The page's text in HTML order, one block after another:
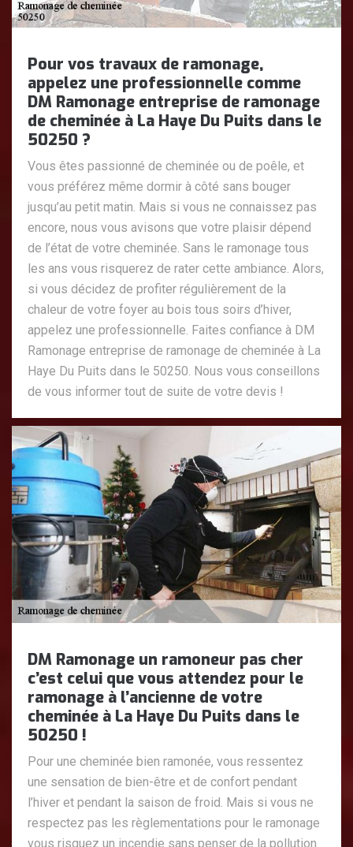
Pour vos travaux de ramonage,
appelez une professionnelle comme
DM Ramonage entreprise de ramonage
de cheminée à La Haye Du Puits dans le
50250 ?
Vous êtes passionné de cheminée ou de poêle, et
vous préférez même dormir à côté sans bouger
jusqu’au petit matin. Mais si vous ne connaissez pas
encore, nous vous avisons que votre plaisir dépend
de l’état de votre cheminée. Sans le ramonage tous
les ans vous risquerez de rater cette ambiance. Alors,
si vous décidez de profiter régulièrement de la
chaleur de votre foyer au bois tous soirs d’hiver,
appelez une professionnelle. Faites confiance à DM
Ramonage entreprise de ramonage de cheminée à La
Haye Du Puits dans le 50250. Nous vous conseillons
de vous informer tout de suite de votre devis !
DM Ramonage un ramoneur pas cher
c’est celui que vous attendez pour le
ramonage à l’ancienne de votre
cheminée à La Haye Du Puits dans le
50250 !
Pour une cheminée bien ramonée, vous ressentez
une sensation de bien-être et de confort pendant
l’hiver et pendant la saison de froid. Mais si vous ne
respectez pas les règlementations pour le ramonage
vous risquez un incendie sans penser de la pollution